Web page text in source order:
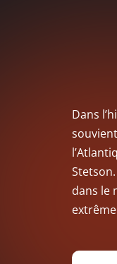
Dans
dans le